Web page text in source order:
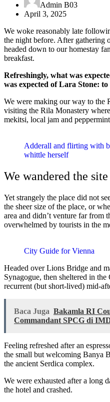
Admin B03
April 3, 2025
We woke reasonably late
the night before. After gathering
headed down to our homestay
breakfast.
Refreshingly, what was
was expected of Lara Stone:
We were making our way to the
visiting the Rila Monastery
mekitsi, local jam and
Adderall and flirting with
whittle herself
We wandered the
Yet strangely the place did not
the sheer size of the place, or
area and didn’t venture far from
overwhelmed by tourists in the
City Guide for Vienna
Headed over Lions Bridge and
Synagogue, then sheltered in
recurrent (but short-lived) mid-
Baca Juga Bakamla RI
Commandant SPCG di
Feeling refreshed after an
the small but welcoming Banya
the ancient Serdica complex.
We were exhausted after a long
the hotel and crashed.